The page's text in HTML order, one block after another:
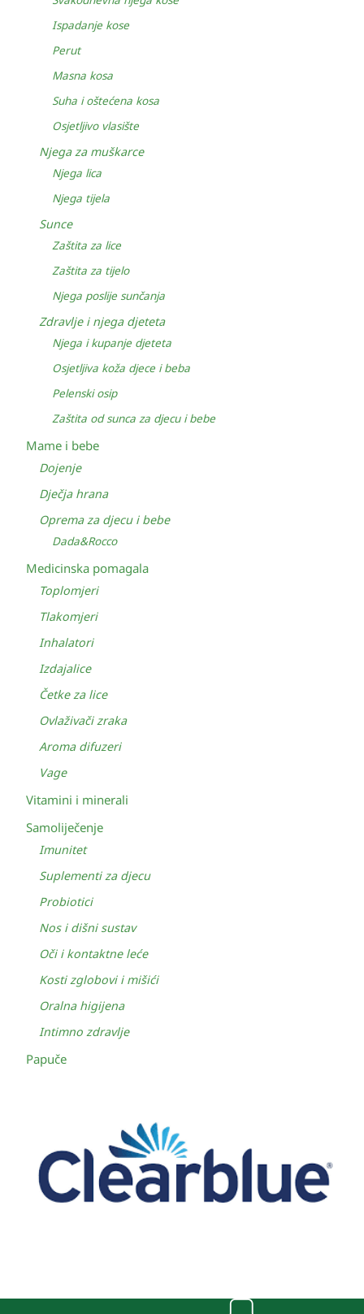
Ispadanje kose
Perut
Masna kosa
Suha i oštećena kosa
Osjetljivo vlasište
Njega za muškarce
Njega lica
Njega tijela
Sunce
Zaštita za lice
Zaštita za tijelo
Njega poslije sunčanja
Zdravlje i njega djeteta
Njega i kupanje djeteta
Osjetljiva koža djece i beba
Pelenski osip
Zaštita od sunca za djecu i bebe
Mame i bebe
Dojenje
Dječja hrana
Oprema za djecu i bebe
Dada&Rocco
Medicinska pomagala
Toplomjeri
Tlakomjeri
Inhalatori
Izdajalice
Četke za lice
Ovlaživači zraka
Aroma difuzeri
Vage
Vitamini i minerali
Samoliječenje
Imunitet
Suplementi za djecu
Probiotici
Nos i dišni sustav
Oči i kontaktne leće
Kosti zglobovi i mišići
Oralna higijena
Intimno zdravlje
Papuče